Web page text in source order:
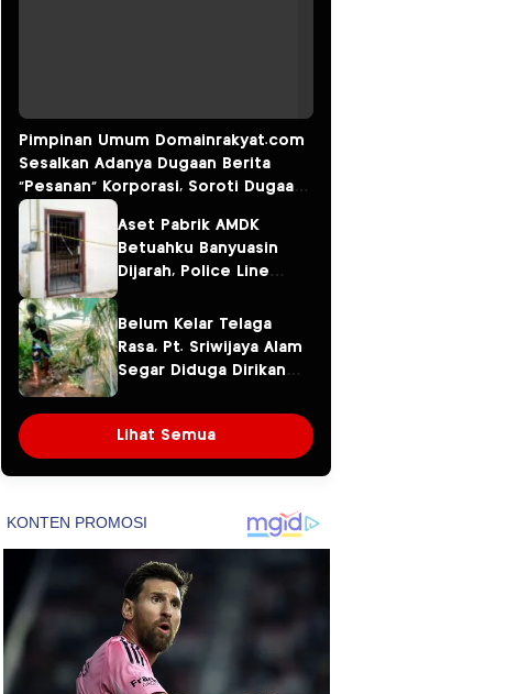
Pimpinan Umum Domainrakyat.com
Sesalkan Adanya Dugaan Berita
“Pesanan” Korporasi, Soroti Dugaan
Intervensi terhadap Narasumber
Kasus Pencemaran Lingkungan
Aset Pabrik AMDK
Betuahku Banyuasin
Dijarah, Police Line
Miliaran Kini
Dipertanyakan
Belum Kelar Telaga
Rasa, Pt. Sriwijaya Alam
Segar Diduga Dirikan
Aliran Sungai
Lihat Semua